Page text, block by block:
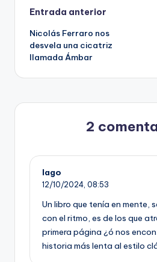
Navegación
de
entradas
Entrada anterior
Nicolás Ferraro nos
desvela una cicatriz
llamada Ámbar
2
Iago
12/10/2024, 08:53
Un libro que tenía en mente,
con el ritmo, es de los que
primera página ¿ó nos
historia más lenta al estilo